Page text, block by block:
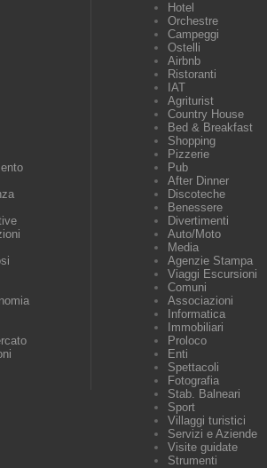
Hotel
Orchestre
Campeggi
Ostelli
Airbnb
Ristoranti
IAT
Agriturist
Country House
Bed & Breakfast
Shopping
Pizzerie
Pub
After Dinner
Discoteche
Benessere
Divertimenti
Auto/Moto
Media
Agenzie Stampa
Viaggi Escursioni
Comuni
Associazioni
Informatica
Immobiliari
Proloco
Enti
Spettacoli
Fotografia
Stab. Balneari
Sport
Villaggi turistici
Servizi e Aziende
Visite guidate
Strumenti